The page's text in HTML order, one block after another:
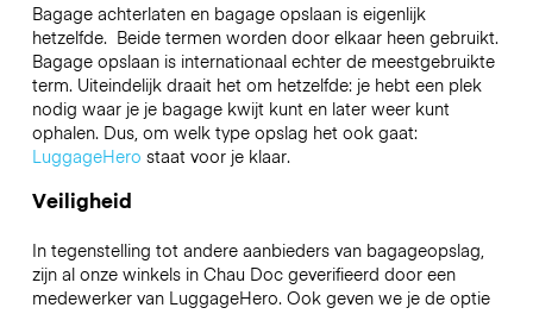
Bagage achterlaten en bagage opslaan is eigenlijk
hetzelfde. Beide termen worden door elkaar heen gebruikt.
Bagage opslaan is internationaal echter de meestgebruikte
term. Uiteindelijk draait het om hetzelfde: je hebt een plek
nodig waar je je bagage kwijt kunt en later weer kunt
ophalen. Dus, om welk type opslag het ook gaat:
LuggageHero staat voor je klaar.
Veiligheid
In tegenstelling tot andere aanbieders van bagageopslag,
zijn al onze winkels in Chau Docgeverifieerd door een
medewerker van LuggageHero. Ook geven we je de optie